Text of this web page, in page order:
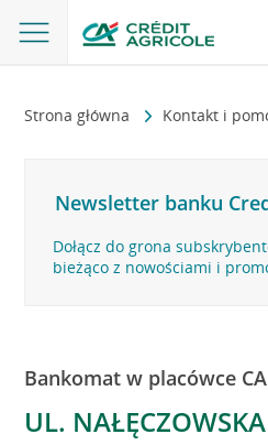
Strona główna Kontakt i
Newsletter banku
Dołącz do grona
bieżąco z nowościami i
Bankomat w placówce
UL.